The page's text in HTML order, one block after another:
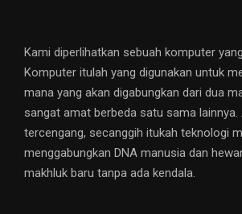
Kami diperlihatkan sebuah komputer
Komputer itulah yang digunakan untuk
mana yang akan digabungkan dari dua
sangat amat berbeda satu sama lainnya.
tercengang, secanggih itukah teknologi
menggabungkan DNA manusia dan
makhluk baru tanpa ada kendala.